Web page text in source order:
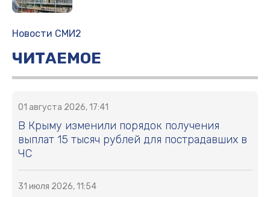
Новости СМИ2
ЧИТАЕМОЕ
01 августа 2026, 17:41
В Крыму изменили порядок получения
выплат 15 тысяч рублей для пострадавших в
ЧС
31 июля 2026, 11:54